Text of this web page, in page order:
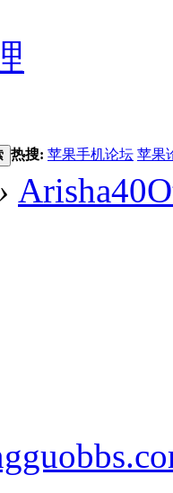
热搜: 苹果手机论坛 苹果